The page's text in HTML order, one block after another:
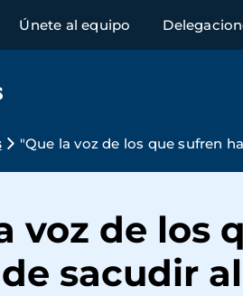
Únete al equipo
"Que la voz de los que sufren
voz de los
sacudir